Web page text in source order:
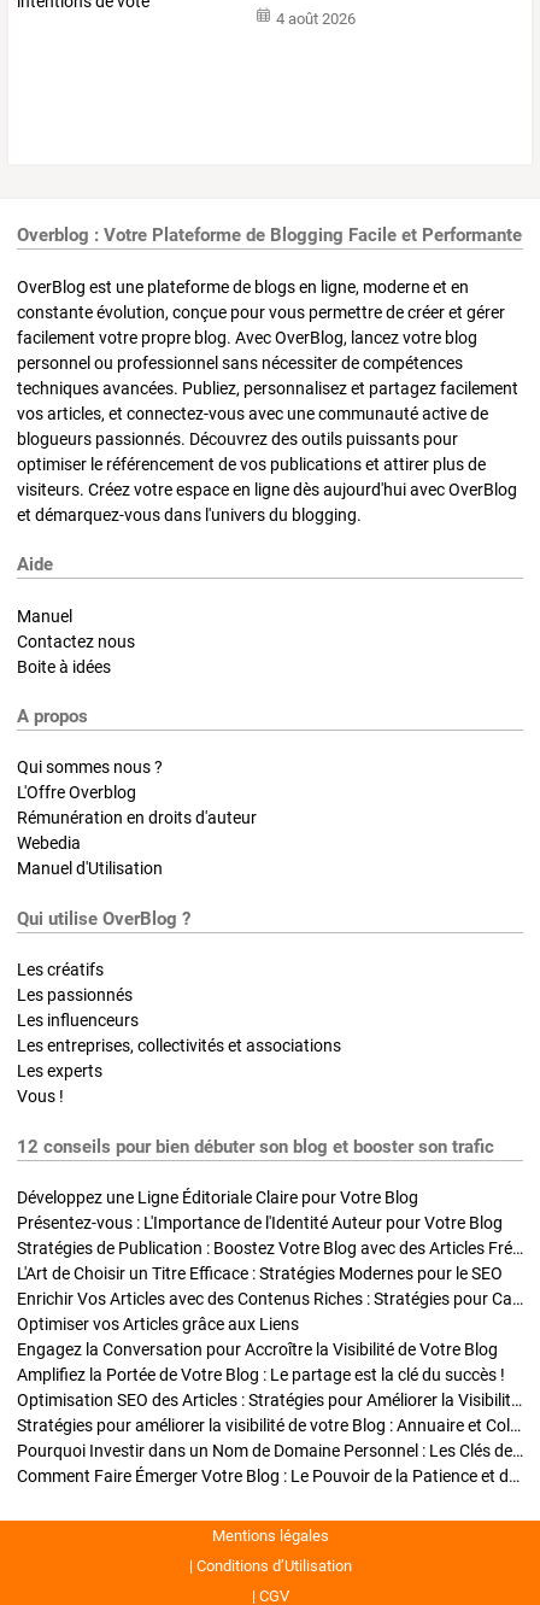
4 août 2026
Overblog : Votre Plateforme de Blogging Facile et Performante
OverBlog est une plateforme de blogs en ligne, moderne et en
constante évolution, conçue pour vous permettre de créer et gérer
facilement votre propre blog. Avec OverBlog, lancez votre blog
personnel ou professionnel sans nécessiter de compétences
techniques avancées. Publiez, personnalisez et partagez facilement
vos articles, et connectez-vous avec une communauté active de
blogueurs passionnés. Découvrez des outils puissants pour
optimiser le référencement de vos publications et attirer plus de
visiteurs. Créez votre espace en ligne dès aujourd'hui avec OverBlog
et démarquez-vous dans l'univers du blogging.
Aide
Manuel
Contactez nous
Boite à idées
A propos
Qui sommes nous ?
L'Offre Overblog
Rémunération en droits d'auteur
Webedia
Manuel d'Utilisation
Qui utilise OverBlog ?
Les créatifs
Les passionnés
Les influenceurs
Les entreprises, collectivités et associations
Les experts
Vous !
12 conseils pour bien débuter son blog et booster son trafic
Développez une Ligne Éditoriale Claire pour Votre Blog
Présentez-vous : L'Importance de l'Identité Auteur pour Votre Blog
Stratégies de Publication : Boostez Votre Blog avec des Articles Fréquents et Exclusifs
L'Art de Choisir un Titre Efficace : Stratégies Modernes pour le SEO
Enrichir Vos Articles avec des Contenus Riches : Stratégies pour Captiver et Optimiser
Optimiser vos Articles grâce aux Liens
Engagez la Conversation pour Accroître la Visibilité de Votre Blog
Amplifiez la Portée de Votre Blog : Le partage est la clé du succès !
Optimisation SEO des Articles : Stratégies pour Améliorer la Visibilité de Votre Blog
Stratégies pour améliorer la visibilité de votre Blog : Annuaire et Collaborations
Pourquoi Investir dans un Nom de Domaine Personnel : Les Clés de la Réussite de Votre Blog
Comment Faire Émerger Votre Blog : Le Pouvoir de la Patience et de la Persévérance
Mentions légales
Conditions d’Utilisation
CGV